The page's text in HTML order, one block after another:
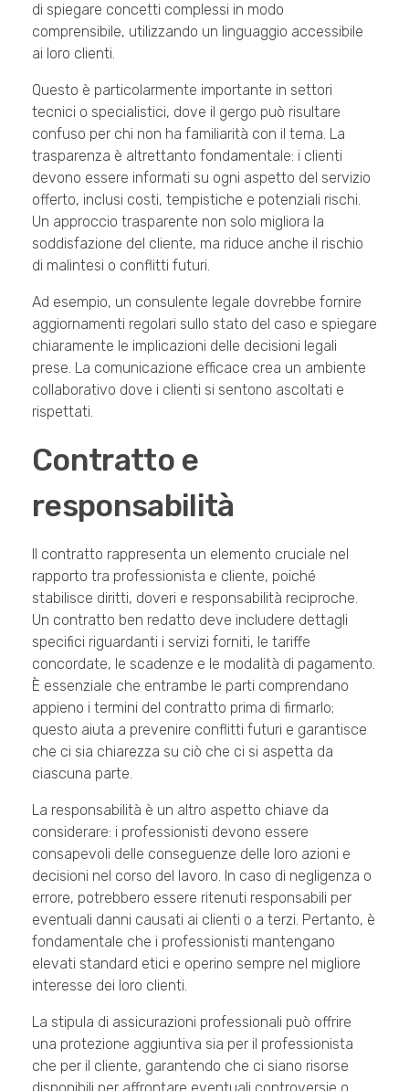
di spiegare concetti complessi in modo
comprensibile, utilizzando un linguaggio accessibile
ai loro clienti.
Questo è particolarmente importante in settori
tecnici o specialistici, dove il gergo può risultare
confuso per chi non ha familiarità con il tema. La
trasparenza è altrettanto fondamentale: i clienti
devono essere informati su ogni aspetto del servizio
offerto, inclusi costi, tempistiche e potenziali rischi.
Un approccio trasparente non solo migliora la
soddisfazione del cliente, ma riduce anche il rischio
di malintesi o conflitti futuri.
Ad esempio, un consulente legale dovrebbe fornire
aggiornamenti regolari sullo stato del caso e spiegare
chiaramente le implicazioni delle decisioni legali
prese. La comunicazione efficace crea un ambiente
collaborativo dove i clienti si sentono ascoltati e
rispettati.
Contratto e
responsabilità
Il contratto rappresenta un elemento cruciale nel
rapporto tra professionista e cliente, poiché
stabilisce diritti, doveri e responsabilità reciproche.
Un contratto ben redatto deve includere dettagli
specifici riguardanti i servizi forniti, le tariffe
concordate, le scadenze e le modalità di pagamento.
È essenziale che entrambe le parti comprendano
appieno i termini del contratto prima di firmarlo;
questo aiuta a prevenire conflitti futuri e garantisce
che ci sia chiarezza su ciò che ci si aspetta da
ciascuna parte.
La responsabilità è un altro aspetto chiave da
considerare: i professionisti devono essere
consapevoli delle conseguenze delle loro azioni e
decisioni nel corso del lavoro. In caso di negligenza o
errore, potrebbero essere ritenuti responsabili per
eventuali danni causati ai clienti o a terzi. Pertanto, è
fondamentale che i professionisti mantengano
elevati standard etici e operino sempre nel migliore
interesse dei loro clienti.
La stipula di assicurazioni professionali può offrire
una protezione aggiuntiva sia per il professionista
che per il cliente, garantendo che ci siano risorse